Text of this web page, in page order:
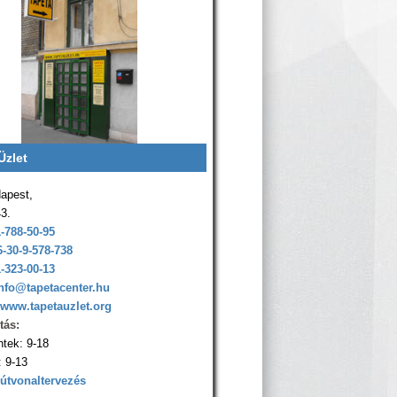
788-50-95
30-9-578-738
323-00-13
9-18
9-13